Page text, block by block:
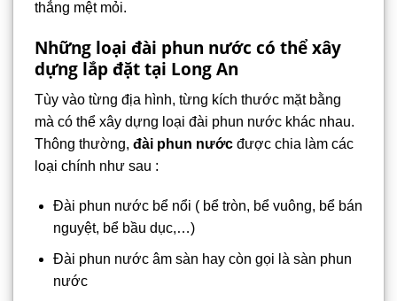
thẳng mệt mỏi.
Những loại đài phun nước có thể xây
dựng lắp đặt tại Long An
Tùy vào từng địa hình, từng kích thước mặt bằng
mà có thể xây dựng loại đài phun nước khác nhau.
Thông thường, đài phun nước được chia làm các
loại chính như sau :
Đài phun nước bể nổi ( bể tròn, bể vuông, bể bán
nguyệt, bể bầu dục,…)
Đài phun nước âm sàn hay còn gọi là sàn phun
nước